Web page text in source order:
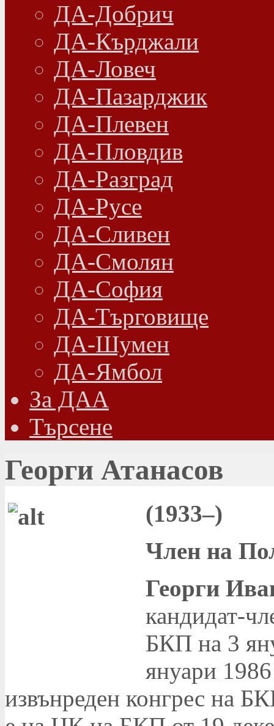
ДА-Добрич
ДА-Кърджали
ДА-Ловеч
ДА-Пазарджик
ДА-Плевен
ДА-Пловдив
ДА-Разград
ДА-Русе
ДА-Сливен
ДА-Смолян
ДА-София
ДА-Търговище
ДА-Шумен
ДА-Ямбол
Зa ДАА
Търсене
Георги Атанасов
(1933–)
Член на
Георги
кандидат-
БКП на 3
януари
извънреден конгрес на